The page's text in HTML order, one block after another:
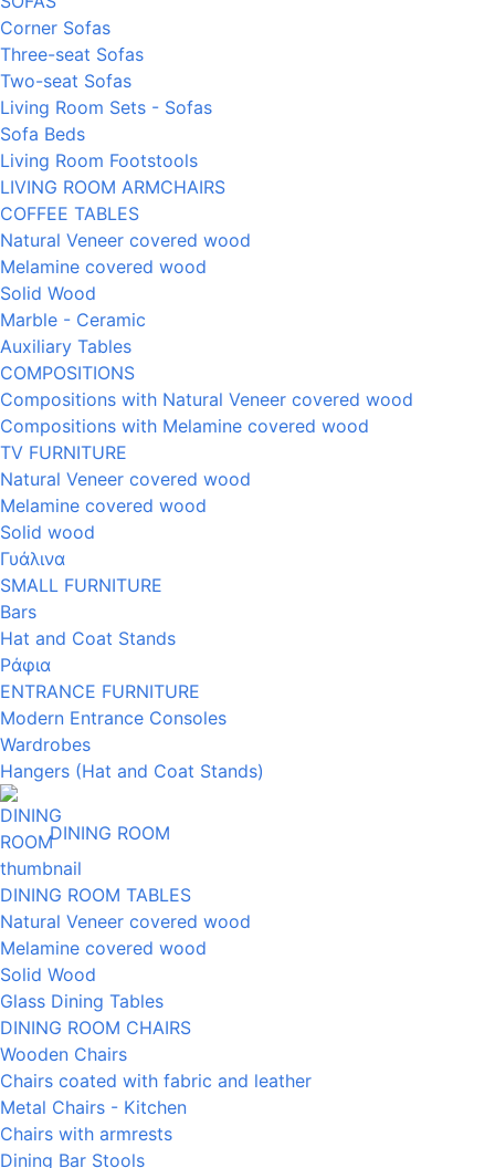
Corner Sofas
Three-seat Sofas
Two-seat Sofas
Living Room Sets - Sofas
Sofa Beds
Living Room Footstools
LIVING ROOM ARMCHAIRS
COFFEE TABLES
Natural Veneer covered wood
Melamine covered wood
Solid Wood
Marble - Ceramic
Auxiliary Tables
COMPOSITIONS
Compositions with Natural Veneer covered wood
Compositions with Melamine covered wood
TV FURNITURE
Natural Veneer covered wood
Melamine covered wood
Solid wood
Γυάλινα
SMALL FURNITURE
Bars
Hat and Coat Stands
Ράφια
ENTRANCE FURNITURE
Modern Entrance Consoles
Wardrobes
Hangers (Hat and Coat Stands)
DINING ROOM
DINING ROOM TABLES
Natural Veneer covered wood
Melamine covered wood
Solid Wood
Glass Dining Tables
DINING ROOM CHAIRS
Wooden Chairs
Chairs coated with fabric and leather
Metal Chairs - Kitchen
Chairs with armrests
Dining Bar Stools